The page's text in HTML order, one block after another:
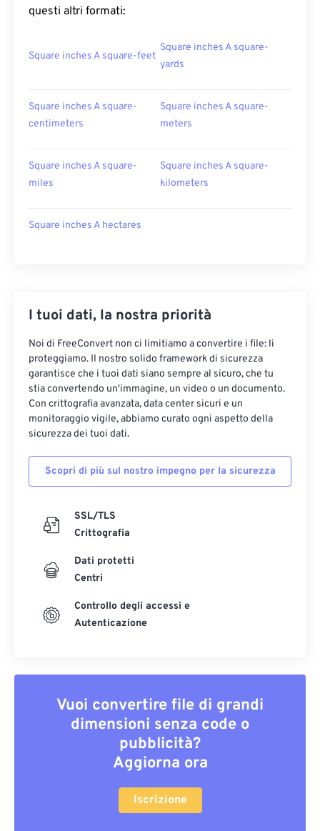
questi altri formati:
Square inches A square-feet
Square inches A square-
yards
Square inches A square-
centimeters
Square inches A square-
meters
Square inches A square-
miles
Square inches A square-
kilometers
Square inches A hectares
I tuoi dati, la nostra priorità
Noi di FreeConvert non ci limitiamo a convertire i file: li
proteggiamo. Il nostro solido framework di sicurezza
garantisce che i tuoi dati siano sempre al sicuro, che tu
stia convertendo un'immagine, un video o un documento.
Con crittografia avanzata, data center sicuri e un
monitoraggio vigile, abbiamo curato ogni aspetto della
sicurezza dei tuoi dati.
Scopri di più sul nostro impegno per la sicurezza
SSL/TLS
Crittografia
Dati protetti
Centri
Controllo degli accessi e
Autenticazione
Vuoi convertire file di grandi
dimensioni senza code o
pubblicità?
Aggiorna ora
Iscrizione